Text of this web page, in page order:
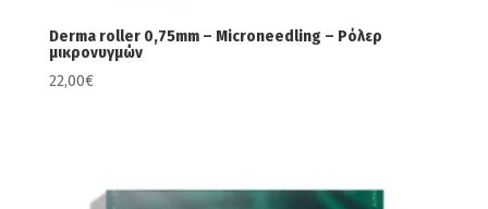
Derma roller 0,75mm – Microneedling – Ρόλερ
μικρονυγμών
22,00€